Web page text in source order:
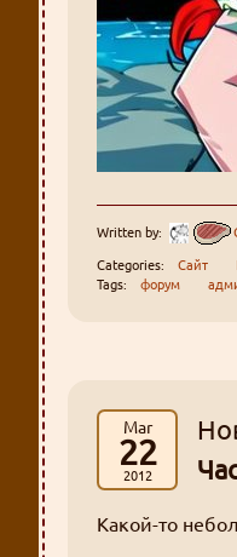
Written by:
Categories:
Сайт
Tags:
форум
Mar
22
2012
Какой-то